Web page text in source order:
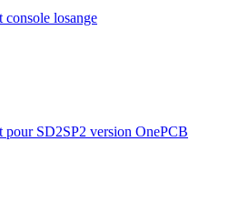
losange
SD2SP2 version OnePCB